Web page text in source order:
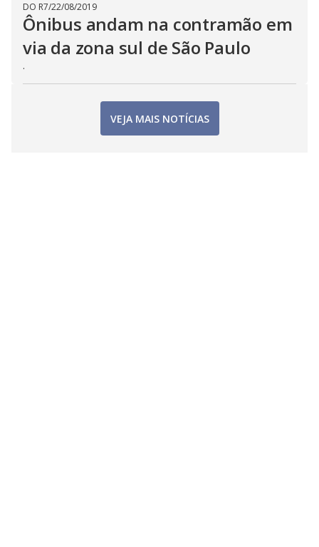
DO R7/22/08/2019
Ônibus andam na contramão em
via da zona sul de São Paulo
.
VEJA MAIS NOTÍCIAS